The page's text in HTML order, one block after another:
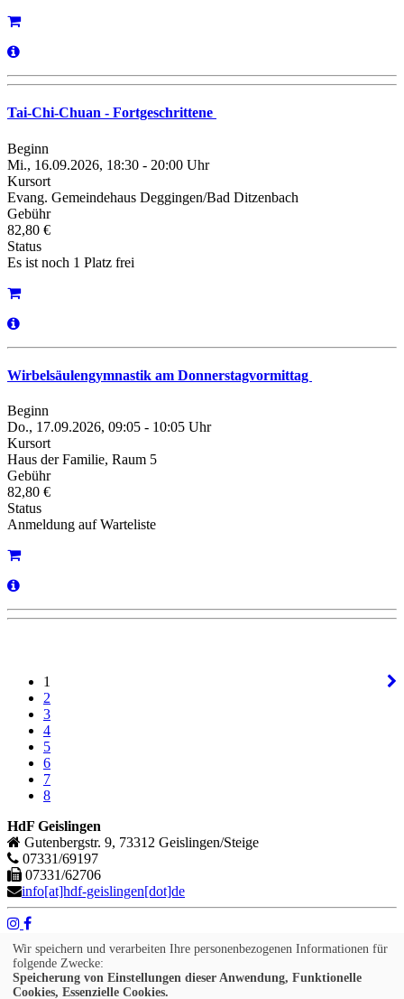
Tai-Chi-Chuan - Fortgeschrittene
Beginn
Mi., 16.09.2026, 18:30 - 20:00 Uhr
Kursort
Evang. Gemeindehaus Deggingen/Bad Ditzenbach
Gebühr
82,80 €
Status
Es ist noch 1 Platz frei
Wirbelsäulengymnastik am Donnerstagvormittag
Beginn
Do., 17.09.2026, 09:05 - 10:05 Uhr
Kursort
Haus der Familie, Raum 5
Gebühr
82,80 €
Status
Anmeldung auf Warteliste
1
2
3
4
5
6
7
8
HdF Geislingen
Gutenbergstr. 9, 73312 Geislingen/Steige
07331/69197
07331/62706
info[at]hdf-geislingen[dot]de
Impressum
AGB
Widerruf
Wir speichern und verarbeiten Ihre personenbezogenen Informationen für
folgende Zwecke:
Speicherung von Einstellungen dieser Anwendung, Funktionelle
Cookies, Essenzielle Cookies.